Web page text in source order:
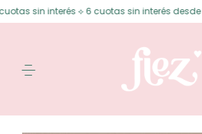
⟡ 6 cuotas sin interés desde